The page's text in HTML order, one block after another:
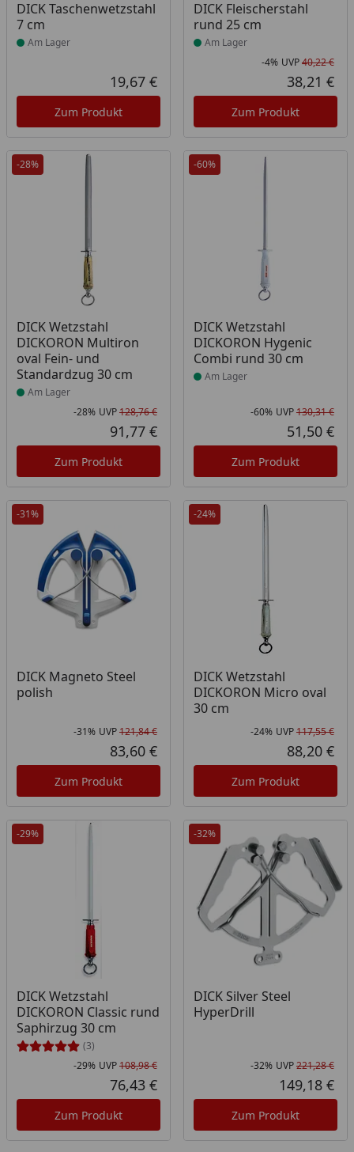
DICK Taschenwetzstahl
7 cm
Produkt am Lager
Am Lager
Aktueller Preis
19,67 €
Zum Produkt
DICK Fleischerstahl
rund 25 cm
Produkt am Lager
Am Lager
-4% UVP40,22 €
38,21 €
Zum Produkt
-28%
DICK Wetzstahl
DICKORON Multiron
oval Fein- und
Standardzug 30 cm
Produkt am Lager
Am Lager
Rabatt in Prozent
-28%
Ursprünglicher Preis
UVP128,76 €
Aktueller Preis
91,77 €
Zum Produkt
-60%
DICK Wetzstahl
DICKORON Hygenic
Combi rund 30 cm
Produkt am Lager
Am Lager
-60% UVP130,31 €
51,50 €
Zum Produkt
-31%
DICK Magneto Steel
polish
Rabatt in Prozent
-31%
Ursprünglicher Preis
UVP121,84 €
Aktueller Preis
83,60 €
Zum Produkt
-24%
DICK Wetzstahl
DICKORON Micro oval
30 cm
-24% UVP117,55 €
88,20 €
Zum Produkt
-29%
DICK Wetzstahl
DICKORON Classic rund
Saphirzug 30 cm
(3)
Rabatt in Prozent
-29%
Ursprünglicher Preis
UVP108,98 €
Aktueller Preis
76,43 €
Zum Produkt
-32%
DICK Silver Steel
HyperDrill
-32% UVP221,28 €
149,18 €
Zum Produkt